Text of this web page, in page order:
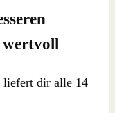
wertvoll
liefert dir alle 14